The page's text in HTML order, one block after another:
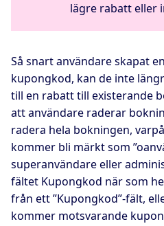
lägre rabatt eller
Så snart användare skapat
kupongkod, kan de inte
till en rabatt till existerande
att användare raderar
radera hela bokningen,
kommer bli märkt som
superanvändare eller
fältet Kupongkod när som
från ett ”Kupongkod”-fält,
kommer motsvarande